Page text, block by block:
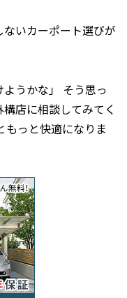
いカーポート選びが
ようかな」 そう思っ
店に相談してみてく
もっと快適になりま